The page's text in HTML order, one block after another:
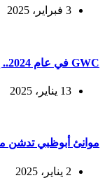
3 فبراير، 2025
GWC في عام 2024.. إنجازات وجوائز وتوسعات
13 يناير، 2025
موانئ أبوظبي تدشن
2 يناير، 2025